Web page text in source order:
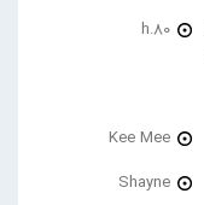
h.80
Kee Mee
Shayne